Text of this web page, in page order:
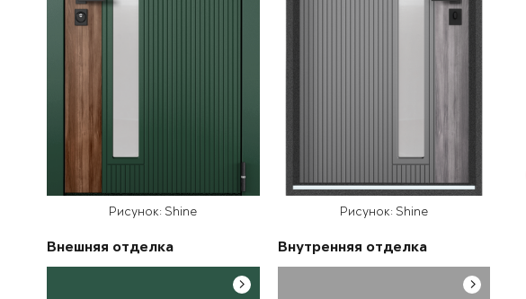
Рисунок: Shine
Внешняя отделка
Рисунок: Shine
Внутренняя отделка